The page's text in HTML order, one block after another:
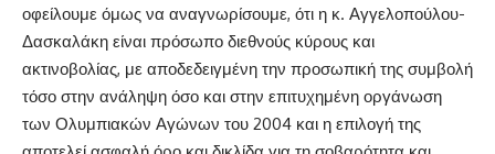
οφείλουμε όμως να αναγνωρίσουμε, ότι η κ. Αγγελοπούλου-
Δασκαλάκη είναι πρόσωπο διεθνούς κύρους και
ακτινοβολίας, με αποδεδειγμένη την προσωπική της συμβολή
τόσο στην ανάληψη όσο και στην επιτυχημένη οργάνωση
των Ολυμπιακών Αγώνων του 2004 και η επιλογή της